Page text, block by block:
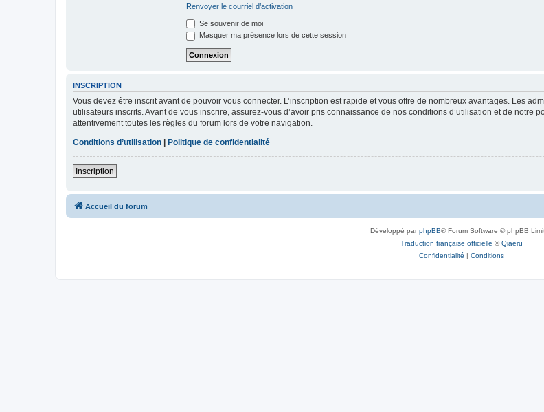
Renvoyer le courriel d’activation
Se souvenir de moi
Masquer ma présence lors de cette session
INSCRIPTION
Vous devez être inscrit avant de pouvoir vous connecter. L’inscription est rapide et vous offre de nombreux avantages. Les
utilisateurs inscrits. Avant de vous inscrire, assurez-vous d’avoir pris connaissance de nos conditions d’utilisation et de
attentivement toutes les règles du forum lors de votre navigation.
Conditions d’utilisation
Politique de confidentialité
Inscription
Accueil du forum
Développé parphpBB® Forum Software © phpBB
Traduction française officielle ©Qiaeru
Confidentialité | Conditions